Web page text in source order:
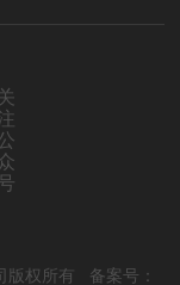
关
版权所有 备案号：